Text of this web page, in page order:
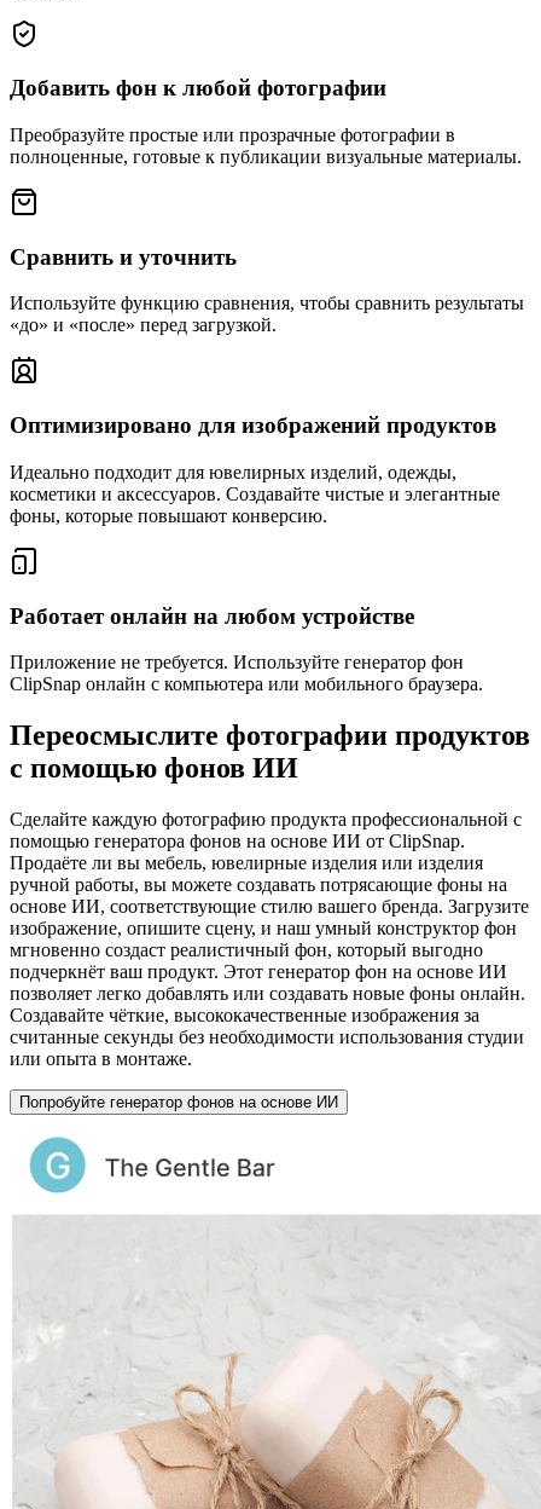
Добавить фон к любой фотографии
Преобразуйте простые или прозрачные фотографии в
полноценные, готовые к публикации визуальные материалы.
Сравнить и уточнить
Используйте функцию сравнения, чтобы сравнить результаты
«до» и «после» перед загрузкой.
Оптимизировано для изображений продуктов
Идеально подходит для ювелирных изделий, одежды,
косметики и аксессуаров. Создавайте чистые и элегантные
фоны, которые повышают конверсию.
Работает онлайн на любом устройстве
Приложение не требуется. Используйте генератор фон
ClipSnap онлайн с компьютера или мобильного браузера.
Переосмыслите фотографии продуктов
с помощью фонов ИИ
Сделайте каждую фотографию продукта профессиональной с
помощью генератора фонов на основе ИИ от ClipSnap.
Продаёте ли вы мебель, ювелирные изделия или изделия
ручной работы, вы можете создавать потрясающие фоны на
основе ИИ, соответствующие стилю вашего бренда. Загрузите
изображение, опишите сцену, и наш умный конструктор фон
мгновенно создаст реалистичный фон, который выгодно
подчеркнёт ваш продукт. Этот генератор фон на основе ИИ
позволяет легко добавлять или создавать новые фоны онлайн.
Создавайте чёткие, высококачественные изображения за
считанные секунды без необходимости использования студии
или опыта в монтаже.
Попробуйте генератор фонов на основе ИИ